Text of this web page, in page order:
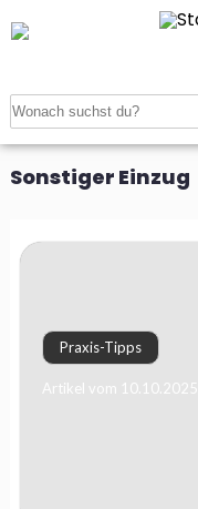
Sonstiger Einzug
Praxis-Tipps
Artikel vom 10.10.2025